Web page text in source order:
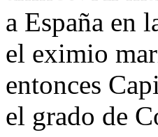
a España en
el eximio
entonces
el grado de